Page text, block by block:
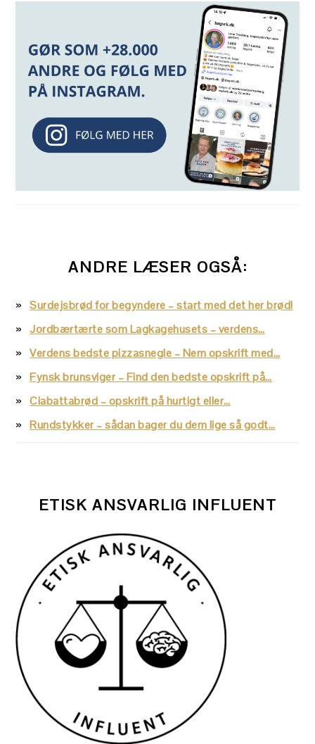
ANDRE LÆSER OGSÅ:
Surdejsbrød for begyndere – start med det her brød!
Jordbærtærte som Lagkagehusets – verdens…
Verdens bedste pizzasnegle – Nem opskrift med…
Fynsk brunsviger – Find den bedste opskrift på…
Ciabattabrød – opskrift på hurtigt eller…
Rundstykker – sådan bager du dem lige så godt…
ETISK ANSVARLIG INFLUENT